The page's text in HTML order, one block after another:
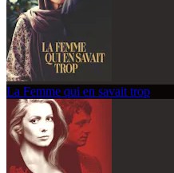
La Femme qui en savait trop